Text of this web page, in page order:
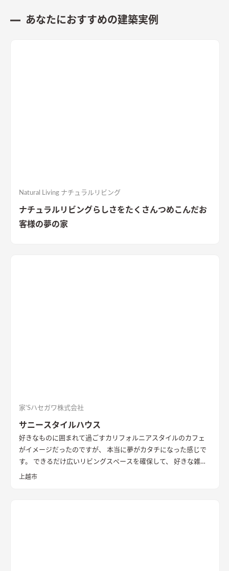
あなたにおすすめの建築実例
Natural Living ナチュラルリビング
ナチュラルリビングらしさをたくさんつめこんだお
客様の夢の家
家’Sハセガワ株式会社
サニースタイルハウス
好きなものに囲まれて過ごすカリフォルニアスタイルのカフェ
がイメージだったのですが、 本当に夢がカタチになった感じで
す。 できるだけ広いリビングスペースを確保して、 好きな雑貨
も飾れるのでいつも新鮮な気持ちで過ごせますね。
上越市